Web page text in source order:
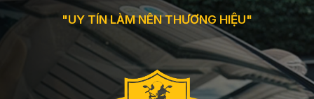
"UY TÍN LÀM NÊN THƯƠNG HIỆU"